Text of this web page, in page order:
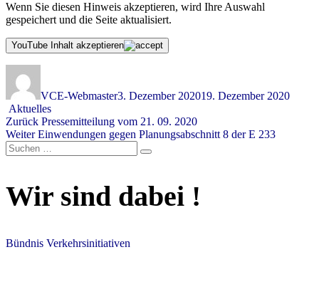
Wenn Sie diesen Hinweis akzeptieren, wird Ihre Auswahl
gespeichert und die Seite aktualisiert.
YouTube Inhalt akzeptieren
VCE-Webmaster3. Dezember 202019. Dezember 2020
Kategorien
Aktuelles
Beitrags-
Navigation
Zurück Vorheriger
Beitrag:
Pressemitteilung vom 21. 09. 2020
Weiter Nächster
Beitrag:
Einwendungen gegen Planungsabschnitt 8 der E 233
Suchen
nach:
Suchen
Wir sind dabei !
Bündnis Verkehrsinitiativen